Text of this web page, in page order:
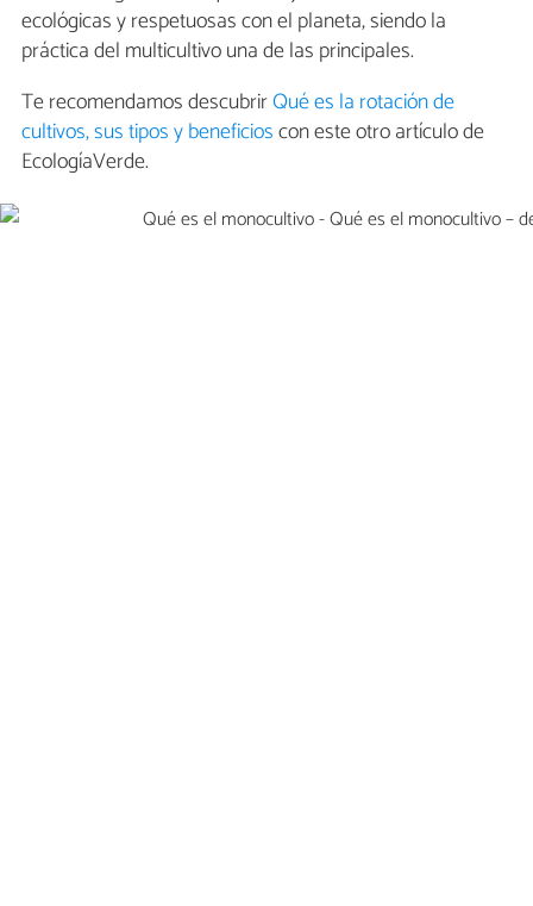
ecológicas y respetuosas con el planeta, siendo la
práctica del multicultivo una de las principales.
Te recomendamos descubrirQué es la rotación de
cultivos, sus tipos y beneficioscon este otro artículo de
EcologíaVerde.